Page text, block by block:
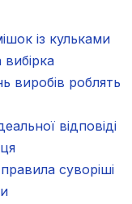
із кульками
виробів роблять
відповіді
суворіші